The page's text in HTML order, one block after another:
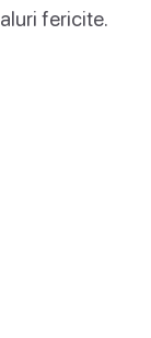
fericite.